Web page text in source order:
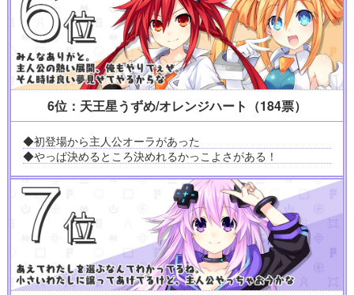
6位：天王星うずめ/オレンジハート（184票）
◆初登場から主人公オーラがあった
◆やっぱ決めるところ決めれるかっこよさがある！